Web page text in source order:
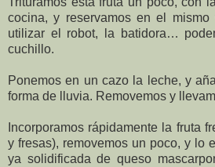
cocina, y reservamos en el
utilizar el robot, la batidora…
cuchillo.
Ponemos en un cazo la leche, y
forma de lluvia. Removemos y
Incorporamos rápidamente la fruta
y fresas), removemos un poco, y lo
ya solidificada de queso